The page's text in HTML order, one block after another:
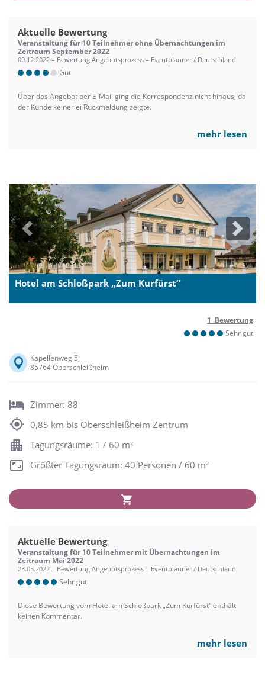
Aktuelle Bewertung
Veranstaltung für 10 Teilnehmer ohne Übernachtungen im
Zeitraum September 2022
09.12.2022 – Bewertung Angebotsprozess – Eventplanner / Deutschland
Gut
Über das Angebot per E-Mail ging die Korrespondenz nicht hinaus, da
der Kunde keinerlei Rückmeldung zeigte.
mehr lesen
Previous Next
Hotel am Schloßpark „Zum Kurfürst“
1 Bewertung
Sehr gut
Kapellenweg 5,
85764 Oberschleißheim
Zimmer: 88
0,85 km bis Oberschleißheim Zentrum
Tagungsräume: 1 / 60 m²
Größter Tagungsraum: 40 Personen / 60 m²
Aktuelle Bewertung
Veranstaltung für 10 Teilnehmer mit Übernachtungen im
Zeitraum Mai 2022
23.05.2022 – Bewertung Angebotsprozess – Eventplanner / Deutschland
Sehr gut
Diese Bewertung vom Hotel am Schloßpark „Zum Kurfürst“ enthält
keinen Kommentar.
mehr lesen